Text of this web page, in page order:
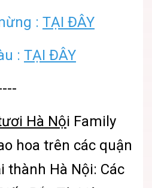
: TẠI ĐÂY
: TẠI ĐÂY
Hà Nội Family
hoa trên các quận
thành Hà Nội: Các